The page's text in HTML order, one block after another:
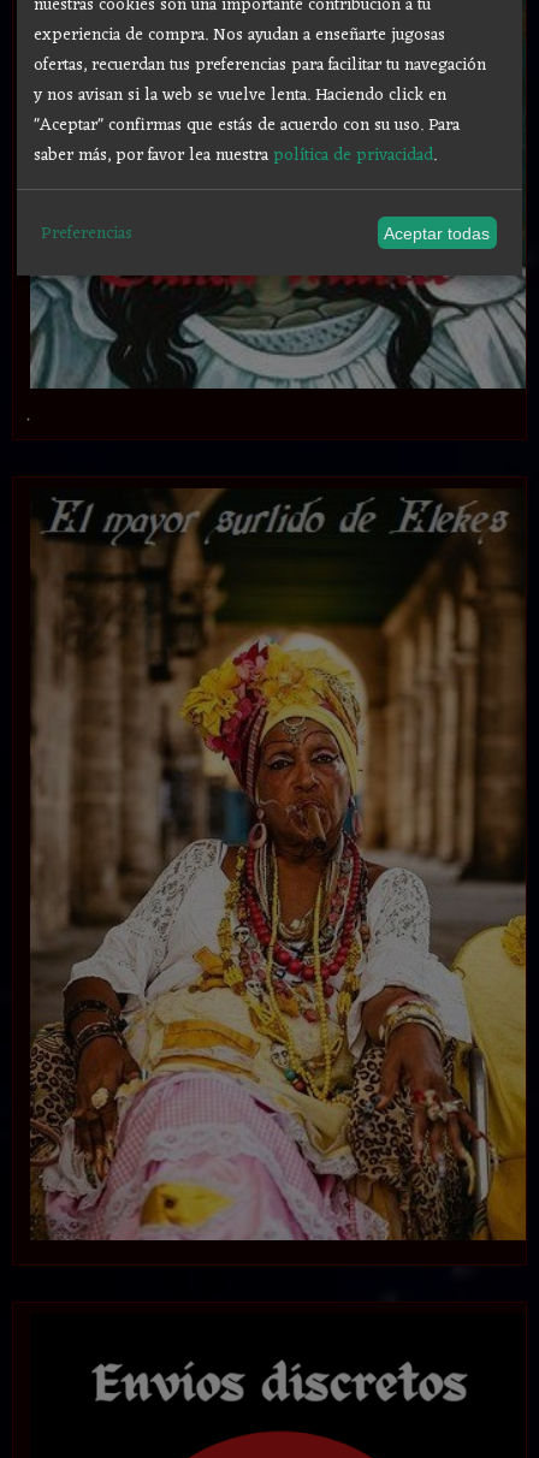
.
experiencia de compra. Nos ayudan a enseñarte jugosas
ofertas, recuerdan tus preferencias para facilitar tu navegación
y nos avisan si la web se vuelve lenta. Haciendo click en
"Aceptar" confirmas que estás de acuerdo con su uso.Para
saber más, por favor lea nuestrapolítica de privacidad.
Preferencias Aceptar todas